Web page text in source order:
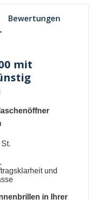
Bewertungen
mit
und
in Ihrer